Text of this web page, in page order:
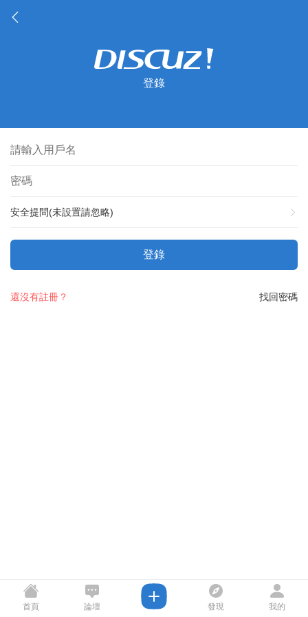
登錄
安全提問(未設置請忽略)
登錄
找回密碼
還沒有註冊？
首頁 論壇 發現 我的